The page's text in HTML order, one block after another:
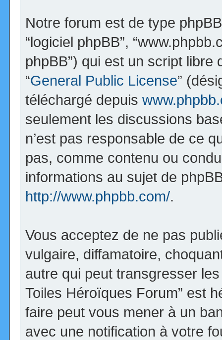
Notre forum est de type phpBB
“logiciel phpBB”,
phpBB”) qui est un script
“General Public License”
téléchargé depuis
seulement les discussions
n’est pas responsable de ce
pas, comme contenu ou
informations au sujet de
http://www.phpbb.com/.
Vous acceptez de ne pas
vulgaire, diffamatoire,
autre qui peut transgresser
Toiles Héroïques Forum” est
faire peut vous mener à un
avec une notification à votre